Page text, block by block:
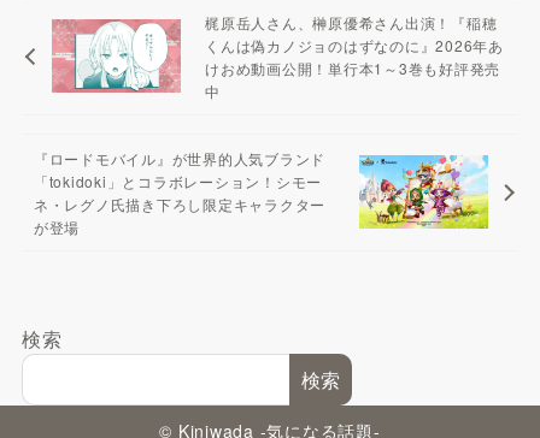
梶原岳人さん、榊原優希さん出演！『稲穂
くんは偽カノジョのはずなのに』2026年あ
けおめ動画公開！単行本1～3巻も好評発売
中
『ロードモバイル』が世界的人気ブランド
「tokidoki」とコラボレーション！シモー
ネ・レグノ氏描き下ろし限定キャラクター
が登場
検索
検索
© Kiniwada -気になる話題-